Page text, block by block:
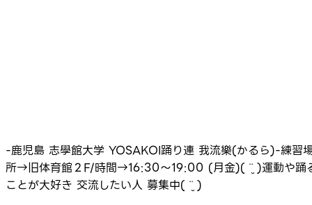
-鹿児島 志學館大学 YOSAKOI踊り連 我流樂(かるら)-練習
所→旧体育館２F/時間→16:30～19:00 (月金)( ¨̮ )運動や踊
ことが大好き 交流したい人 募集中( ¨̮ )